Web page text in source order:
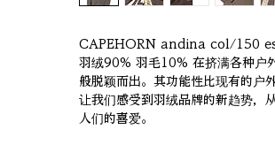
CAPEHORN andina col/150
羽绒90% 羽毛10% 在挤满各种户
般脱颖而出。其功能性比现有的户
让我们感受到羽绒品牌的新趋势，
人们的喜爱。